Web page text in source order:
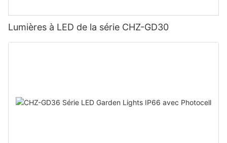
Lumières à LED de la série CHZ-GD30